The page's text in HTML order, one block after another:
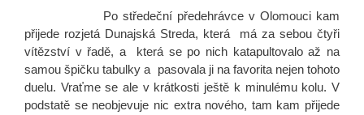
Po středeční předehrávce v Olomouci kam
přijede rozjetá Dunajská Streda, která má za sebou čtyři
vítězství v řadě, a která se po nich katapultovalo až na
samou špičku tabulky a pasovala ji na favorita nejen tohoto
duelu. Vraťme se ale v krátkosti ještě k minulému kolu. V
podstatě se neobjevuje nic extra nového, tam kam přijede